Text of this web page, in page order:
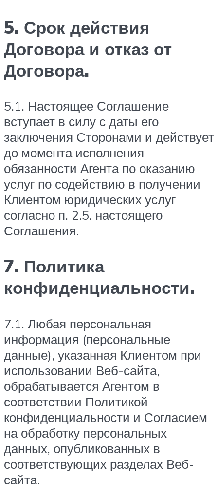
5. Срок действия
Договора и отказ от
Договора.
5.1. Настоящее Соглашение
вступает в силу с даты его
заключения Сторонами и действует
до момента исполнения
обязанности Агента по оказанию
услуг по содействию в получении
Клиентом юридических услуг
согласно п. 2.5. настоящего
Соглашения.
7. Политика
конфиденциальности.
7.1. Любая персональная
информация (персональные
данные), указанная Клиентом при
использовании Веб-сайта,
обрабатывается Агентом в
соответствии Политикой
конфиденциальности и Согласием
на обработку персональных
данных, опубликованных в
соответствующих разделах Веб-
сайта.